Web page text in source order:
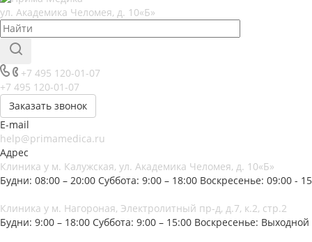
ул. Академика Челомея, д. 10«Б»
+7 495 120-01-07
+7 495 120-01-07
Заказать звонок
E-mail
help@primamedica.ru
Адрес
Клиника у м. Калужская, ул. Академика Челомея, д. 10«Б»
Будни: 08:00 – 20:00 Суббота: 9:00 – 18:00 Воскресенье: 09:00 -
Клиника у м. Нагороная, Электролитный пр-д, д.7, к.2, стр.2
Будни: 9:00 – 18:00 Суббота: 9:00 – 15:00 Воскресенье: Выходной